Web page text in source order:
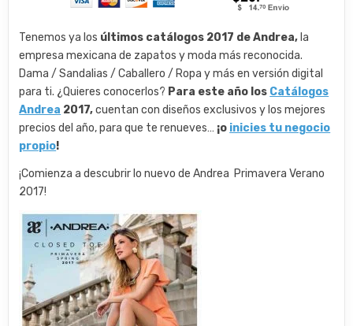
Tenemos ya los últimos catálogos 2017 de Andrea, la
empresa mexicana de zapatos y moda más reconocida.
Dama / Sandalias / Caballero / Ropa y más en versión digital
para ti. ¿Quieres conocerlos? Para este año los Catálogos
Andrea 2017,cuentan con diseños exclusivos y los mejores
precios del año, para que te renueves… ¡o inicies tu negocio
propio!
¡Comienza a descubrir lo nuevo de Andrea Primavera Verano
2017!